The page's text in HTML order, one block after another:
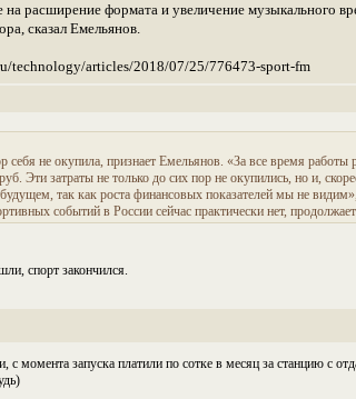
на расширение формата и увеличение музыкального
сказал Емельянов.
technology/articles/2018/07/25/776473-sport-fm
себя не окупила, признает Емельянов. «За все время работы
Эти затраты не только до сих пор не окупились, но и,
так как роста финансовых показателей мы не
событий в России сейчас практически нет,
спорт закончился.
с момента запуска платили по сотке в месяц за станцию с